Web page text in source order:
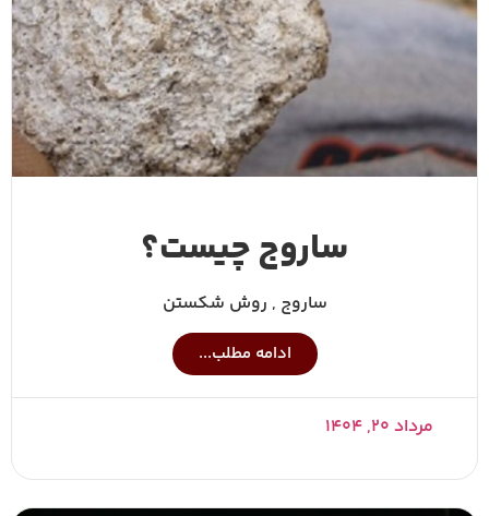
ساروج چیست؟
ساروج , روش شکستن
ادامه مطلب...
مرداد ۲۰, ۱۴۰۴